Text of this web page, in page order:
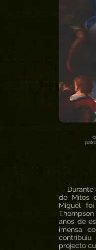
Durante
de Mitos
Miguel
anos de
imensa
projecto